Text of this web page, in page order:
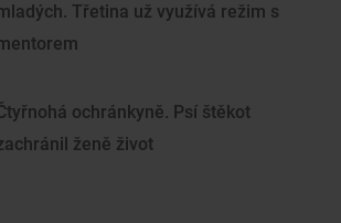
Třetina už využívá režim s
ochránkyně. Psí štěkot
ženě život